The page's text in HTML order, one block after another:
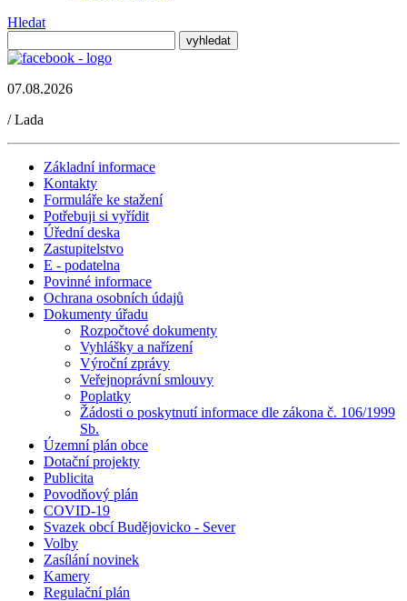
Hledat
07.08.2026
/Lada
Základní informace
Kontakty
Formuláře ke stažení
Potřebuji si vyřídit
Úřední deska
Zastupitelstvo
E - podatelna
Povinné informace
Ochrana osobních údajů
Dokumenty úřadu
Rozpočtové dokumenty
Vyhlášky a nařízení
Výroční zprávy
Veřejnoprávní smlouvy
Poplatky
Žádosti o poskytnutí informace dle zákona č. 106/1999
Sb.
Územní plán obce
Dotační projekty
Publicita
Povodňový plán
COVID-19
Svazek obcí Budějovicko - Sever
Volby
Zasílání novinek
Kamery
Regulační plán